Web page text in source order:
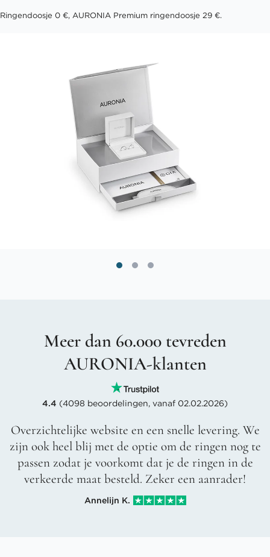
Ringendoosje 0 €, AURONIA Premium ringendoosje 29 €.
Meer dan 60.000 tevreden
AURONIA-klanten
4.4 (4098 beoordelingen, vanaf 02.02.2026)
Overzichtelijke website en een snelle levering. We
zijn ook heel blij met de optie om de ringen nog te
passen zodat je voorkomt dat je de ringen in de
verkeerde maat besteld. Zeker een aanrader!
Annelijn K.